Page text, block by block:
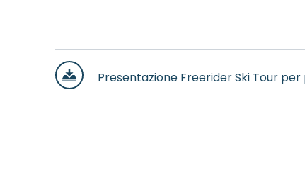
Presentazione Freerider Ski Tour